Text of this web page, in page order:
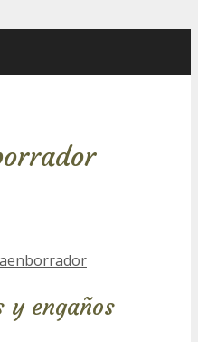
y engaños